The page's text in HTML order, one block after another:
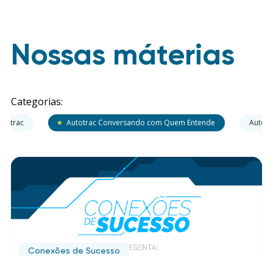
Nossas máterias
Categorias:
Autotrac Conversando com Quem Entende
Conexões de Sucesso